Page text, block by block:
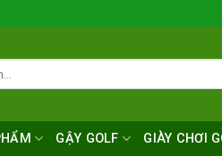
GẬY GOLF GIÀY CHƠI